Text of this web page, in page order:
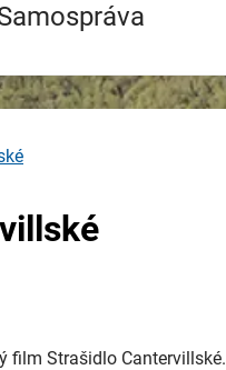
film Strašidlo Cantervillské.